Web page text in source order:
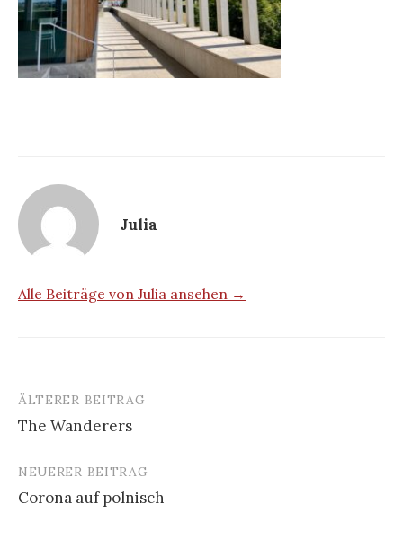
Julia
Alle Beiträge von Julia ansehen →
Beitrags-
Navigation
ÄLTERER BEITRAG
The Wanderers
NEUERER BEITRAG
Corona auf polnisch